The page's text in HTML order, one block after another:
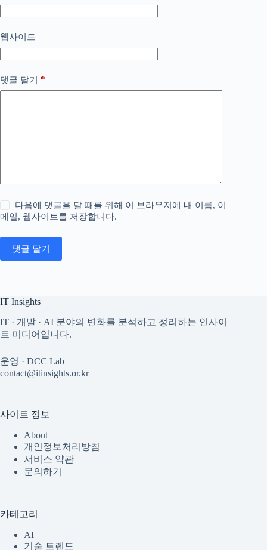
웹사이트
댓글 달기 *
다음에 댓글을 달 때를 위해 이 브라우저에 내 이름, 이
메일, 웹사이트를 저장합니다.
댓글 달기
IT Insights
IT · 개발 · AI 분야의 변화를 분석하고 정리하는 인사이
트 미디어입니다.
운영 · DCC Lab
contact@itinsights.or.kr
사이트 정보
About
개인정보처리방침
서비스 약관
문의하기
카테고리
AI
기술 트렌드